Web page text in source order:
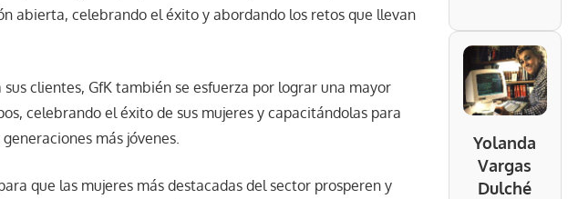
abierta, celebrando el éxito y abordando los retos que llevan
clientes, GfK también se esfuerza por lograr una mayor
celebrando el éxito de sus mujeres y capacitándolas para
más jóvenes.
que las mujeres más destacadas del sector prosperen y
Yolanda
Vargas
Dulché